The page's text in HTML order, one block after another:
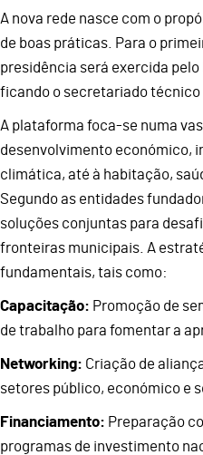
A nova rede nasce com o
de boas práticas. Para o
presidência será exercida pelo
ficando o secretariado técnico
A plataforma foca-se numa
desenvolvimento económico,
climática, até à habitação,
Segundo as entidades
soluções conjuntas para
fronteiras municipais. A
fundamentais, tais como:
Capacitação: Promoção de
de trabalho para fomentar a
Networking: Criação de
setores público, económico e
Financiamento: Preparação
programas de investimento